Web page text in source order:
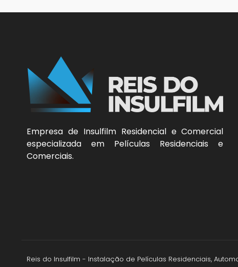
Empresa de Insulfilm Residencial e Comercial
especializada em Películas Residenciais e
Comerciais.
Reis do Insulfilm - Instalação de Películas Residenciais,